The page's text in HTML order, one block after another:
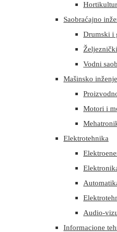
Saobraćajno
Drumski i
Vodni
Mašinsko
Motori i
Elektrotehnika
Audio-
Informacione